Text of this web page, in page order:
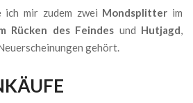
ich mir zudem zwei Mondsplitter im
Rücken des Feindes und Hutjagd,
gehört.